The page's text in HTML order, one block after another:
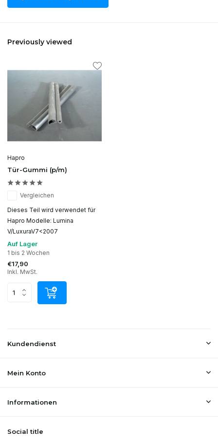
Previously viewed
Hapro
Tür-Gummi (p/m)
Vergleichen
Dieses Teil wird verwendet für
Hapro Modelle: Lumina
V/LuxuraV7<2007
Auf Lager
1 bis 2 Wochen
€17,90
Inkl. MwSt.
Kundendienst
Mein Konto
Informationen
Social title